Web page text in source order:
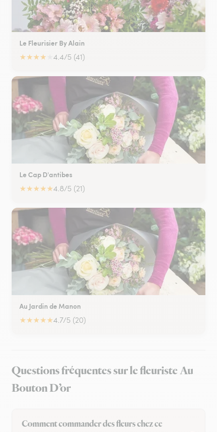
Le Fleurisier By Alain
★★★★ 4.4/5 (41)
Le Cap D'antibes
★★★★★4.8/5 (21)
Au Jardin de Manon
★★★★★4.7/5 (20)
Questions fréquentes sur le fleuriste Au
Bouton D’or
Comment commander des fleurs chez ce